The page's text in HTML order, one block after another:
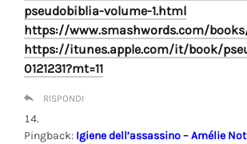
pseudobiblia-volume-1.html
https://www.smashwords.com/
https://itunes.apple.com/it/book/
0121231?mt=11
RISPONDI
Pingback: Igiene dell’assassino – Amélie